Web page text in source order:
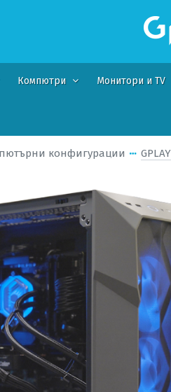
Компютри Монитори и TV
конфигурации